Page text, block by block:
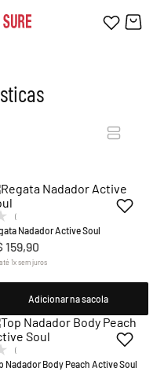
(0)
Nadador Active Soul
159,90
1xsem juros
Adicionar na sacola
(0)
Nadador Body Peach Active Soul